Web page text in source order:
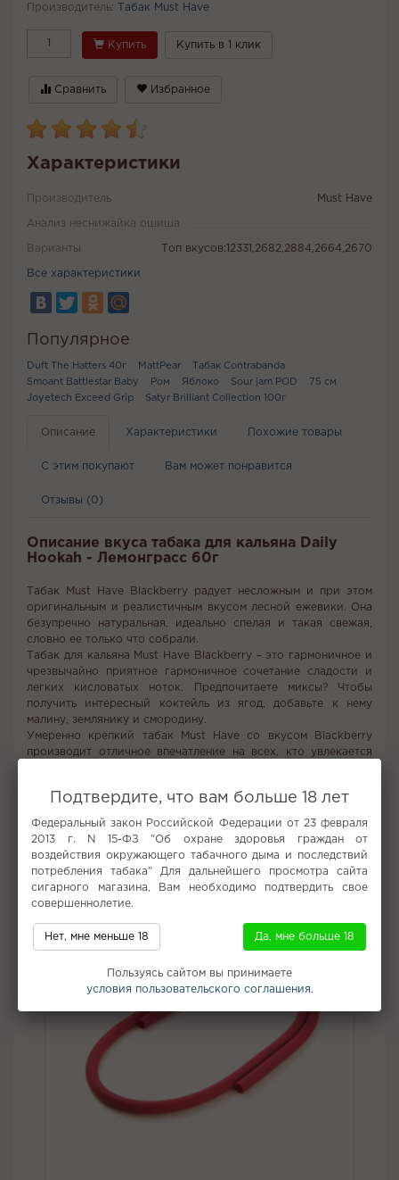
Производитель: Табак Must Have
Купить Купить в 1 клик
Сравнить Избранное
Характеристики
Производитель Must Have
Анализ неснижайка ошиша
Варианты Топ вкусов:12331,2682,2884,2664,2670
Все характеристики
Популярное
Duft The Hatters 40г MattPear
Табак Contrabanda
Smoant Battlestar Baby
Ром Яблоко Sour jam POD
75 см
Joyetech Exceed Grip
Satyr Brilliant Collection 100г
Описание Характеристики Похожие товары
С этим покупают Вам может понравится
Отзывы (0)
Описание вкуса табака для кальяна Daily
Hookah - Лемонграсс 60г
Табак Must Have Blackberry радует несложным и при этом
оригинальным и реалистичным вкусом лесной ежевики. Она
безупречно натуральная, идеально спелая и такая свежая,
словно ее только что собрали.
Табак для кальяна Must Have Blackberry – это гармоничное и
чрезвычайно приятное гармоничное сочетание сладости и
легких кисловатых ноток. Предпочитаете миксы? Чтобы
получить интересный коктейль из ягод, добавьте к нему
малину, землянику и смородину.
Умеренно крепкий табак Must Have со вкусом Blackberry
производит отличное впечатление на всех, кто увлекается
Вкус: Ежевика
Все вкусы табака для кальяна Must Have
Не забудьте купить
Подтвердите, что вам больше 18 лет
Федеральный закон Российской Федерации от 23 февраля
2013 г. N 15-ФЗ "Об охране здоровья граждан от
воздействия окружающего табачного дыма и последствий
потребления табака" Для дальнейшего просмотра сайта
сигарного магазина, Вам необходимо подтвердить свое
совершеннолетие.
Нет, мне меньше 18 Да, мне больше 18
Пользуясь сайтом вы принимаете
условия пользовательского соглашения.